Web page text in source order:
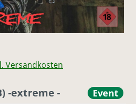
Versandkosten
-extreme - Event